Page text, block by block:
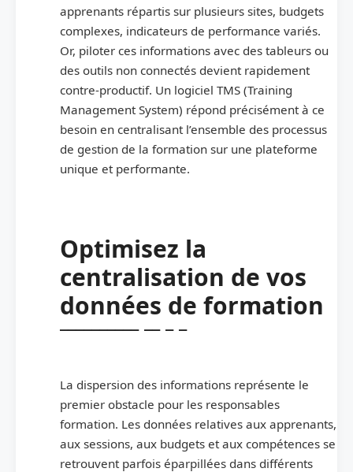
apprenants répartis sur plusieurs sites, budgets
complexes, indicateurs de performance variés.
Or, piloter ces informations avec des tableurs ou
des outils non connectés devient rapidement
contre-productif. Un logiciel TMS (Training
Management System) répond précisément à ce
besoin en centralisant l’ensemble des processus
de gestion de la formation sur une plateforme
unique et performante.
Optimisez la
centralisation de vos
données de formation
La dispersion des informations représente le
premier obstacle pour les responsables
formation. Les données relatives aux apprenants,
aux sessions, aux budgets et aux compétences se
retrouvent parfois éparpillées dans différents